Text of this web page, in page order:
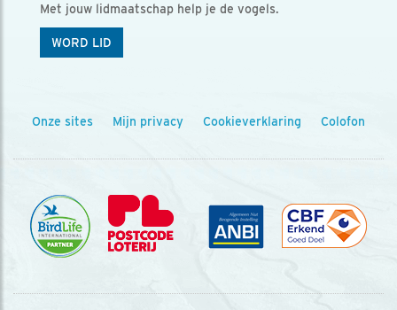
Met jouw lidmaatschap help je de vogels.
WORD LID
Onze sites Mijn privacy Cookieverklaring Colofon